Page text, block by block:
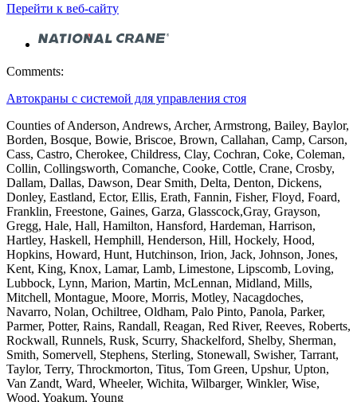
Перейти к веб-сайту
Comments:
Автокраны с системой для управления стоя
Counties of Anderson, Andrews, Archer, Armstrong, Bailey, Baylor,
Borden, Bosque, Bowie, Briscoe, Brown, Callahan, Camp, Carson,
Cass, Castro, Cherokee, Childress, Clay, Cochran, Coke, Coleman,
Collin, Collingsworth, Comanche, Cooke, Cottle, Crane, Crosby,
Dallam, Dallas, Dawson, Dear Smith, Delta, Denton, Dickens,
Donley, Eastland, Ector, Ellis, Erath, Fannin, Fisher, Floyd, Foard,
Franklin, Freestone, Gaines, Garza, Glasscock,Gray, Grayson,
Gregg, Hale, Hall, Hamilton, Hansford, Hardeman, Harrison,
Hartley, Haskell, Hemphill, Henderson, Hill, Hockely, Hood,
Hopkins, Howard, Hunt, Hutchinson, Irion, Jack, Johnson, Jones,
Kent, King, Knox, Lamar, Lamb, Limestone, Lipscomb, Loving,
Lubbock, Lynn, Marion, Martin, McLennan, Midland, Mills,
Mitchell, Montague, Moore, Morris, Motley, Nacagdoches,
Navarro, Nolan, Ochiltree, Oldham, Palo Pinto, Panola, Parker,
Parmer, Potter, Rains, Randall, Reagan, Red River, Reeves, Roberts,
Rockwall, Runnels, Rusk, Scurry, Shackelford, Shelby, Sherman,
Smith, Somervell, Stephens, Sterling, Stonewall, Swisher, Tarrant,
Taylor, Terry, Throckmorton, Titus, Tom Green, Upshur, Upton,
Van Zandt, Ward, Wheeler, Wichita, Wilbarger, Winkler, Wise,
Wood, Yoakum, Young